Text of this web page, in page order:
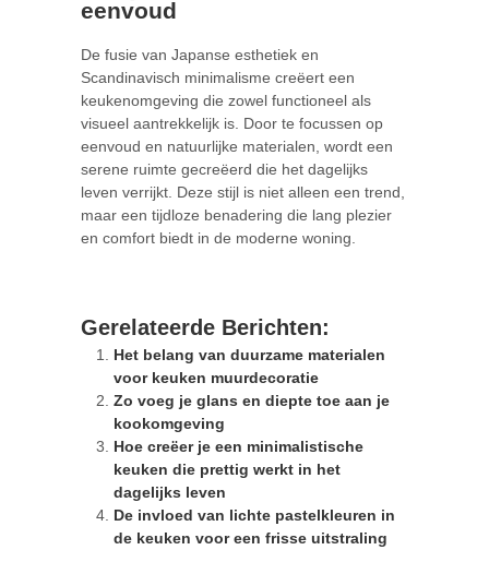
eenvoud
De fusie van Japanse esthetiek en
Scandinavisch minimalisme creëert een
keukenomgeving die zowel functioneel als
visueel aantrekkelijk is. Door te focussen op
eenvoud en natuurlijke materialen, wordt een
serene ruimte gecreëerd die het dagelijks
leven verrijkt. Deze stijl is niet alleen een trend,
maar een tijdloze benadering die lang plezier
en comfort biedt in de moderne woning.
Gerelateerde Berichten:
Het belang van duurzame materialen
voor keuken muurdecoratie
Zo voeg je glans en diepte toe aan je
kookomgeving
Hoe creëer je een minimalistische
keuken die prettig werkt in het
dagelijks leven
De invloed van lichte pastelkleuren in
de keuken voor een frisse uitstraling